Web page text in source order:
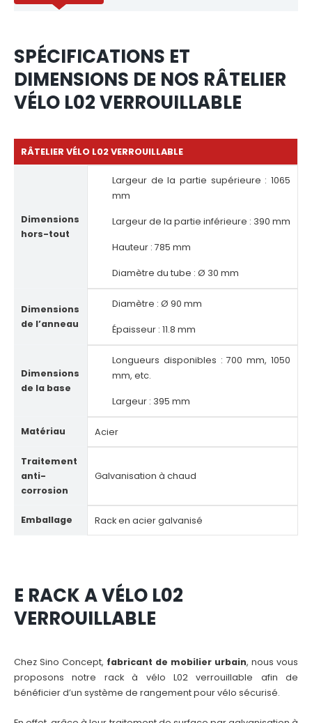
SPÉCIFICATIONS ET
DIMENSIONS DE NOS RÂTELIER
VÉLO L02 VERROUILLABLE
RÂTELIER VÉLO L02 VERROUILLABLE
Dimensions
hors-tout
Largeur de la partie supérieure : 1065
mm
Largeur de la partie inférieure : 390 mm
Hauteur : 785 mm
Diamètre du tube : Ø 30 mm
Dimensions
de l’anneau
Diamètre : Ø 90 mm
Épaisseur : 11.8 mm
Dimensions
de la base
Longueurs disponibles : 700 mm, 1050
mm, etc.
Largeur : 395 mm
Matériau Acier
Traitement
anti-
corrosion
Galvanisation à chaud
Emballage Rack en acier galvanisé
E RACK A VÉLO L02
VERROUILLABLE
Chez Sino Concept, fabricant de mobilier urbain, nous vous
proposons notre rack à vélo L02 verrouillable afin de
bénéficier d’un système de rangement pour vélo sécurisé.